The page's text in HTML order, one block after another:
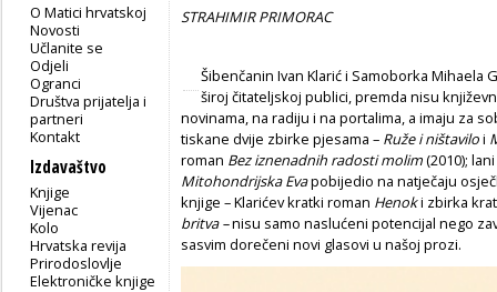
O Matici hrvatskoj
Novosti
Učlanite se
Odjeli
Ogranci
Društva prijatelja i
partneri
Kontakt
Izdavaštvo
Knjige
Vijenac
Kolo
Hrvatska revija
Prirodoslovlje
Elektroničke knjige
STRAHIMIR PRIMORAC
Šibenčanin Ivan Klarić i Samoborka
široj čitateljskoj publici, premda nisu
novinama, na radiju i na portalima, a imaju za
tiskane dvije zbirke pjesama – Ruže i ništaviloi
roman Bez iznenadnih radosti molim(2010);
Mitohondrijska Evapobijedio na natječaju
knjige – Klarićev kratki roman Henoki zbirka
britva –nisu samo naslućeni potencijal nego
sasvim dorečeni novi glasovi u našoj prozi.